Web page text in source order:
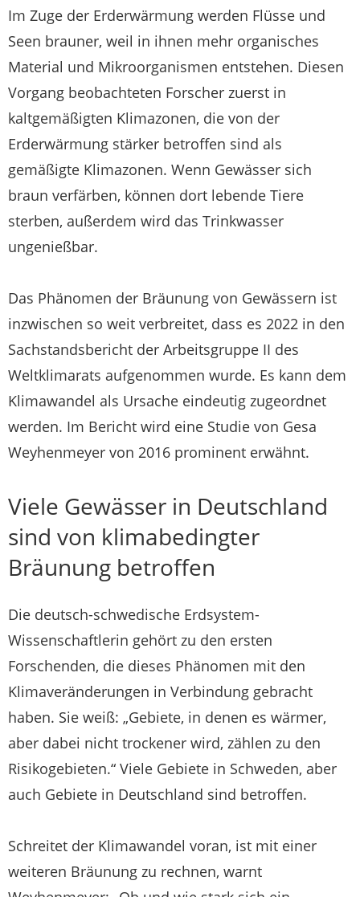
Im Zuge der Erderwärmung werden Flüsse und
Seen brauner, weil in ihnen mehr organisches
Material und Mikroorganismen entstehen. Diesen
Vorgang beobachteten Forscher zuerst in
kaltgemäßigten Klimazonen, die von der
Erderwärmung stärker betroffen sind als
gemäßigte Klimazonen. Wenn Gewässer sich
braun verfärben, können dort lebende Tiere
sterben, außerdem wird das Trinkwasser
ungenießbar.
Das Phänomen der Bräunung von Gewässern ist
inzwischen so weit verbreitet, dass es 2022 in den
Sachstandsbericht der Arbeitsgruppe II des
Weltklimarats aufgenommen wurde. Es kann dem
Klimawandel als Ursache eindeutig zugeordnet
werden. Im Bericht wird eine Studie von Gesa
Weyhenmeyer von 2016 prominent erwähnt.
Viele Gewässer in Deutschland
sind von klimabedingter
Bräunung betroffen
Die deutsch-schwedische Erdsystem-
Wissenschaftlerin gehört zu den ersten
Forschenden, die dieses Phänomen mit den
Klimaveränderungen in Verbindung gebracht
haben. Sie weiß: „Gebiete, in denen es wärmer,
aber dabei nicht trockener wird, zählen zu den
Risikogebieten.“ Viele Gebiete in Schweden, aber
auch Gebiete in Deutschland sind betroffen.
Schreitet der Klimawandel voran, ist mit einer
weiteren Bräunung zu rechnen, warnt